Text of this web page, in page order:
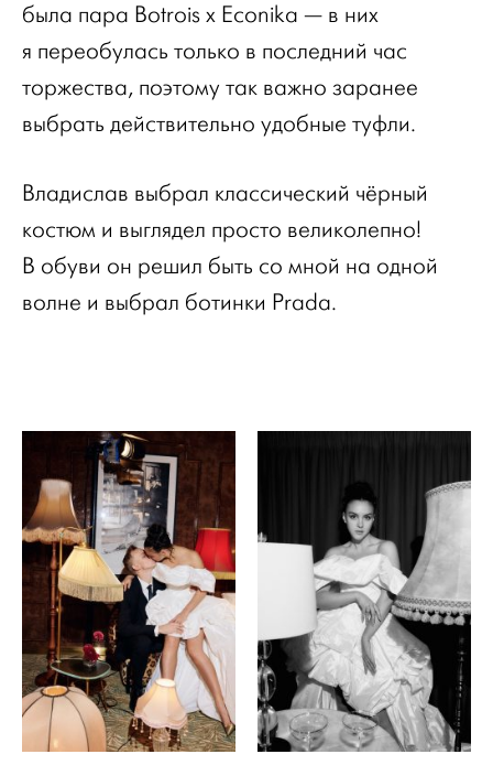
была пара Botrois x Econika — в них
я переобулась только в последний час
торжества, поэтому так важно заранее
выбрать действительно удобные туфли.
Владислав выбрал классический чёрный
костюм и выглядел просто великолепно!
В обуви он решил быть со мной на одной
волне и выбрал ботинки Prada.